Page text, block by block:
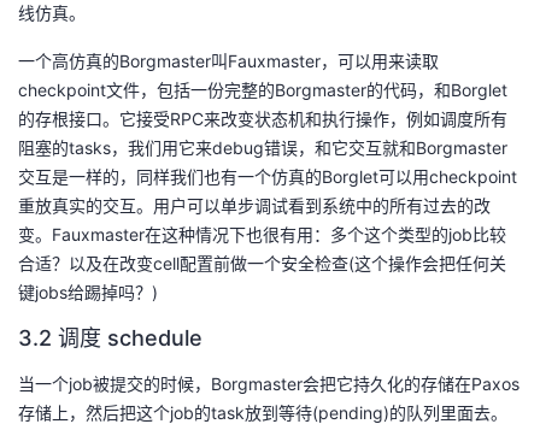
线仿真。
一个高仿真的Borgmaster叫Fauxmaster，可以用来读取
checkpoint文件，包括一份完整的Borgmaster的代码，和Borglet
的存根接口。它接受RPC来改变状态机和执行操作，例如调度所有
阻塞的tasks，我们用它来debug错误，和它交互就和Borgmaster
交互是一样的，同样我们也有一个仿真的Borglet可以用checkpoint
重放真实的交互。用户可以单步调试看到系统中的所有过去的改
变。Fauxmaster在这种情况下也很有用：多个这个类型的job比较
合适？以及在改变cell配置前做一个安全检查(这个操作会把任何关
键jobs给踢掉吗？)
3.2 调度 schedule
当一个job被提交的时候，Borgmaster会把它持久化的存储在Paxos
存储上，然后把这个job的task放到等待(pending)的队列里面去。